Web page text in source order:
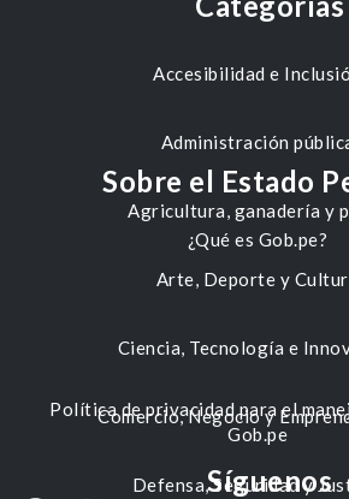
Accesibilidad e
Administración
Agricultura, ganadería y
Arte, Deporte y
Ciencia, Tecnología e
Comercio, Negocio y
Defensa, Seguridad y
Sobre el Estado
¿Qué es Gob.pe?
Política de privacidad para el
Gob.pe
Síguenos